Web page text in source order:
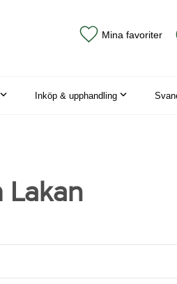
Mina favoriter
Inköp & upphandling
Lakan